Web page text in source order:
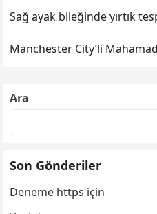
Sağ ayak bileğinde yırtık
Manchester City’li
Ara
Son Gönderiler
Deneme https için